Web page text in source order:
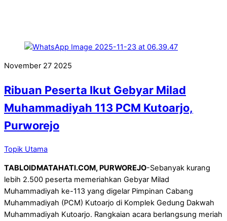
November 27 2025
Ribuan Peserta Ikut Gebyar Milad
Muhammadiyah 113 PCM Kutoarjo,
Purworejo
Topik Utama
TABLOIDMATAHATI.COM, PURWOREJO-Sebanyak kurang
lebih 2.500 peserta memeriahkan Gebyar Milad
Muhammadiyah ke-113 yang digelar Pimpinan Cabang
Muhammadiyah (PCM) Kutoarjo di Komplek Gedung Dakwah
Muhammadiyah Kutoarjo. Rangkaian acara berlangsung meriah